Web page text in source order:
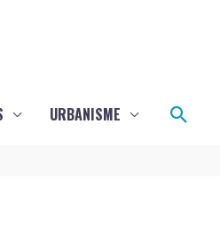
URBANISME